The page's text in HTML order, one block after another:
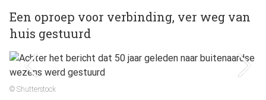
Een oproep voor verbinding, ver weg van
huis gestuurd
© Shutterstock